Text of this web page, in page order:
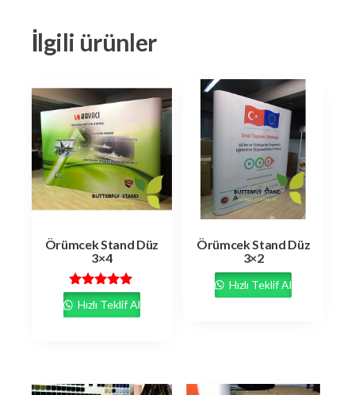
İlgili ürünler
Örümcek Stand Düz
3×4
5 üzerinden
5.00
oy aldı
Hızlı Teklif Al
Örümcek Stand Düz
3×2
Hızlı Teklif Al